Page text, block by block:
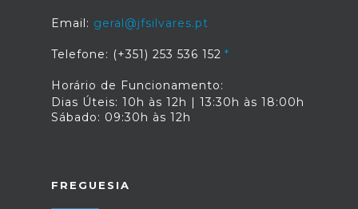
Email: geral@jfsilvares.pt
Telefone: (+351) 253 536 152
Horário de Funcionamento:
Dias Úteis: 10h às 12h | 13:30h às 18:00h
Sábado: 09:30h às 12h
FREGUESIA